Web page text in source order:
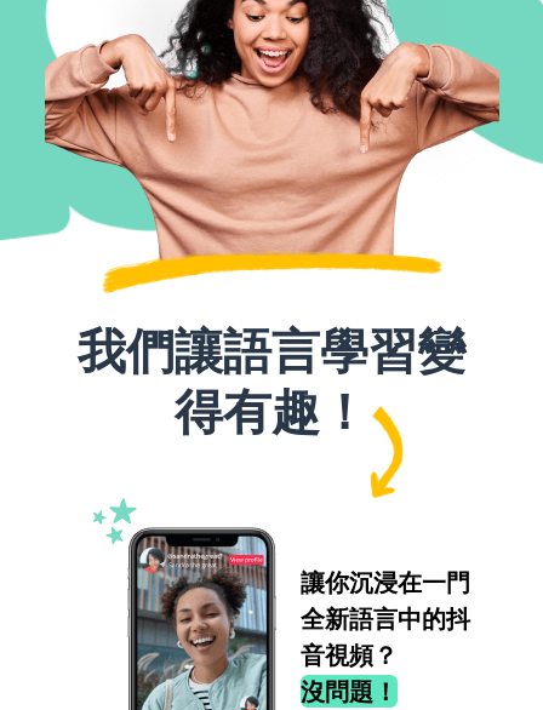
我們讓語言學習變
得有趣！
讓你沉浸在一門
全新語言中的抖
音視頻？
沒問題！